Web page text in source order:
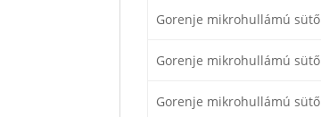
Gorenje mikrohullámú sütő
Gorenje mikrohullámú sütő
Gorenje mikrohullámú sütő